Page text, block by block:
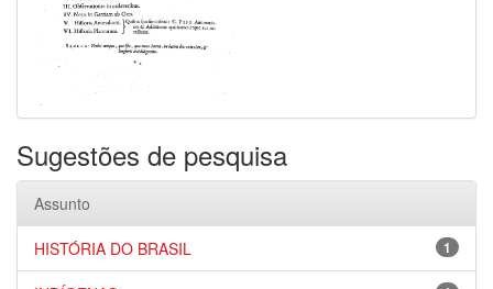
Sugestões de pesquisa
Assunto
1
HISTÓRIA DO BRASIL